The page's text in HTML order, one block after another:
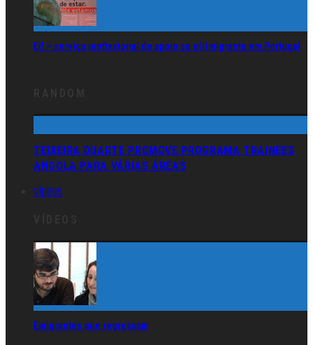
Ei! – serviço profissional de apoio ao e(i)migrante em Portugal
TEIXEIRA DUARTE PROMOVE PROGRAMA TRAINEES
ANGOLA PARA VÁRIAS ÁREAS
VÍDEOS
Emigrantes que regressam